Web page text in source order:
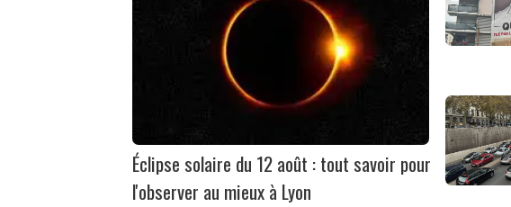
Éclipse solaire du 12 août : tout savoir pour
l'observer au mieux à Lyon